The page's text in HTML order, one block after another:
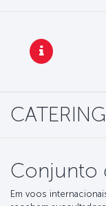
Conjunto
Em voos